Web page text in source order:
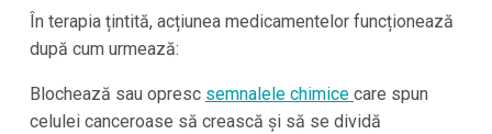
În terapia țintită, acțiunea medicamentelor funcționează
după cum urmează:
Blochează sau opresc semnalele chimice care spun
celulei canceroase să crească și să se dividă